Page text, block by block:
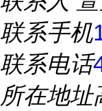
联系手机
联系电话
所在地址